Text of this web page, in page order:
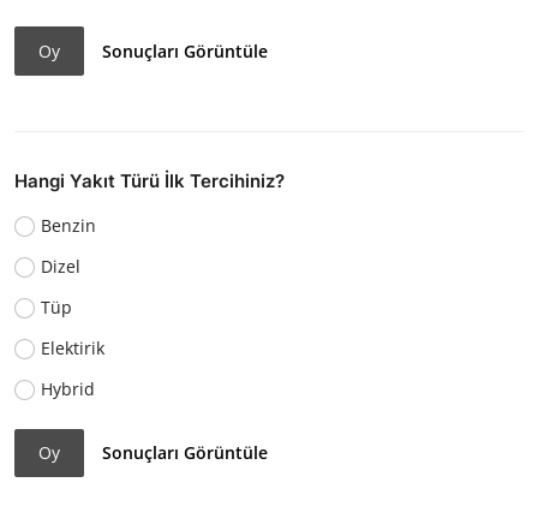
Oy Sonuçları Görüntüle
Hangi Yakıt Türü İlk Tercihiniz?
Benzin
Dizel
Tüp
Elektirik
Hybrid
Oy Sonuçları Görüntüle